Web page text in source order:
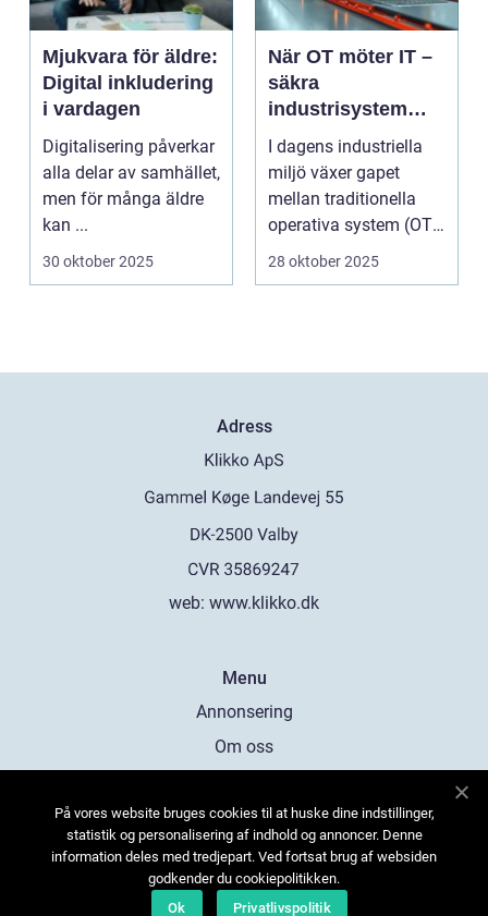
Mjukvara för äldre:
Digital inkludering
i vardagen
Digitalisering påverkar
alla delar av samhället,
men för många äldre
kan ...
30 oktober 2025
När OT möter IT –
säkra
industrisystem
utan att stoppa
produktionen
I dagens industriella
miljö växer gapet
mellan traditionella
operativa system (OT)
och mod...
28 oktober 2025
Adress
web: www.klikko.dk
Menu
Annonsering
Om oss
Kontakta oss
Sitemap
På vores website bruges cookies til at huske dine indstillinger,
statistik og personalisering af indhold og annoncer. Denne
information deles med tredjepart. Ved fortsat brug af websiden
godkender du cookiepolitikken.
Ok
Privatlivspolitik